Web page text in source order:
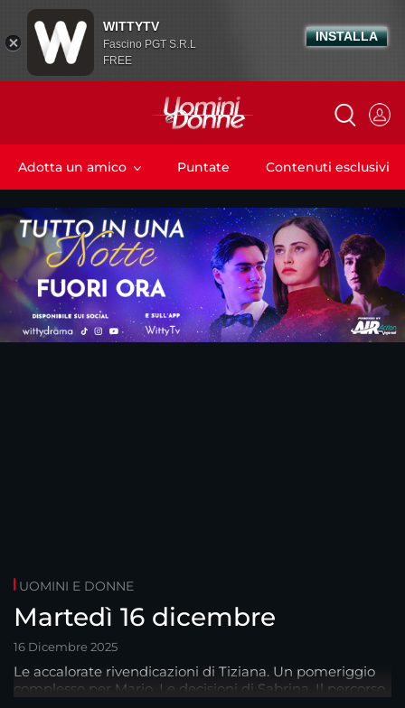
Adotta un amico Puntate Contenuti esclusivi
UOMINI E DONNE
Martedì 16 dicembre
16 Dicembre 2025
Le accalorate rivendicazioni di Tiziana. Un pomeriggio
complesso per Mario. Le decisioni di Sabrina. Il percorso
WITTYTV
Fascino PGT S.R.L
FREE
INSTALLA